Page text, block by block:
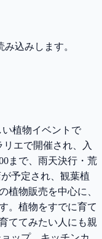
込みします。
い植物イベントで
リエで開催され、入
まで、雨天決行・荒
予定され、観葉植
植物販売を中心に、
。植物をすでに育て
ててみたい人にも親